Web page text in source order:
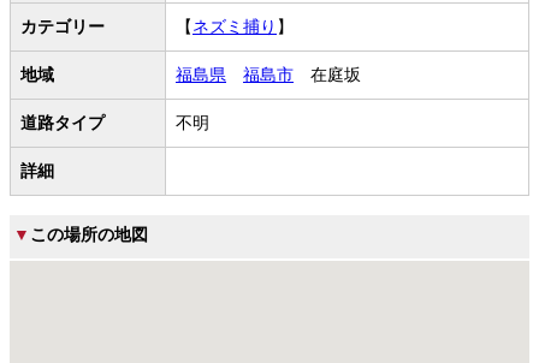
カテゴリー 【ネズミ捕り 】
地域 福島県 福島市 在庭坂
道路タイプ 不明
詳細
▼ この場所の地図